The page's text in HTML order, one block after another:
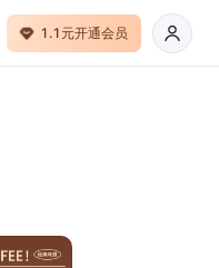
1.1元开通会员